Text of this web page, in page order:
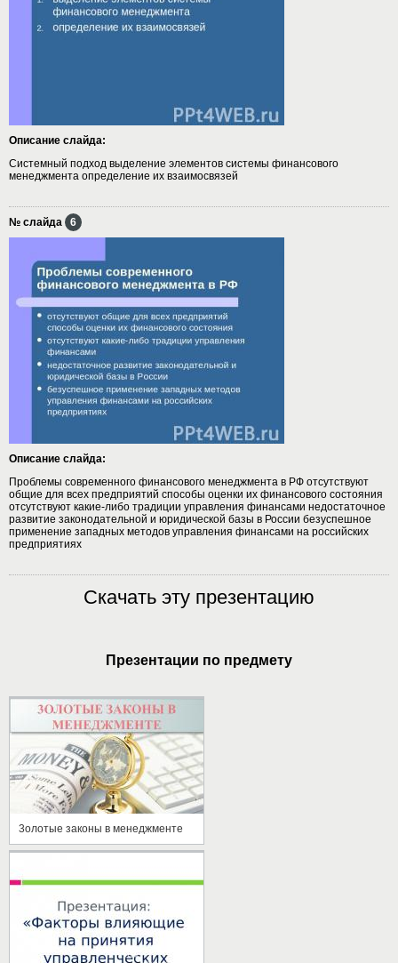
Описание слайда:
Системный подход выделение элементов системы финансового
менеджмента определение их взаимосвязей
№ слайда 6
Описание слайда:
Проблемы современного финансового менеджмента в РФ отсутствуют
общие для всех предприятий способы оценки их финансового состояния
отсутствуют какие-либо традиции управления финансами недостаточное
развитие законодательной и юридической базы в России безуспешное
применение западных методов управления финансами на российских
предприятиях
Скачать эту презентацию
Презентации по предмету
3олотые законы в менеджменте